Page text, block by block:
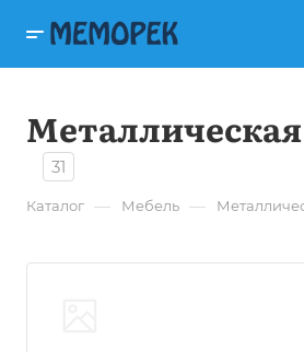
31
Каталог — Мебель —